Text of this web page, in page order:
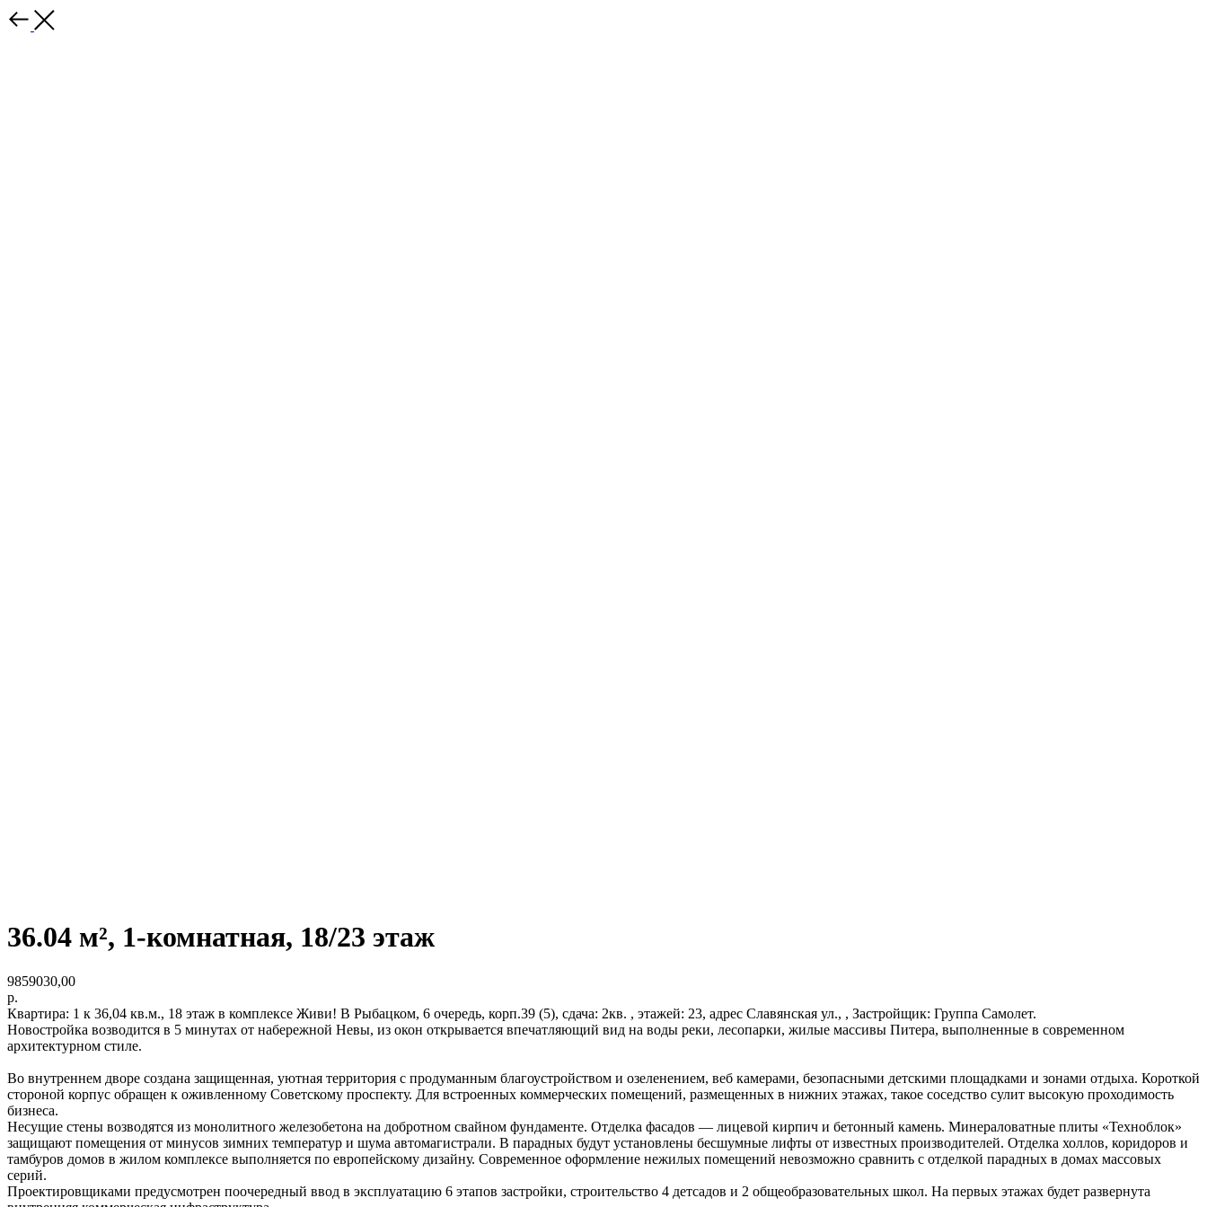
36.04 м², 1-комнатная, 18/23 этаж
9859030,00
р.
Квартира: 1 к 36,04 кв.м., 18 этаж в комплексе Живи! В Рыбацком, 6 очередь, корп.39 (5), сдача: 2кв. , этажей: 23, адрес Славянская ул., , Застройщик: Группа Самолет.
Новостройка возводится в 5 минутах от набережной Невы, из окон открывается впечатляющий вид на воды реки, лесопарки, жилые массивы Питера, выполненные в современном
архитектурном стиле.
Во внутреннем дворе создана защищенная, уютная территория с продуманным благоустройством и озеленением, веб камерами, безопасными детскими площадками и зонами отдыха. Короткой
стороной корпус обращен к оживленному Советскому проспекту. Для встроенных коммерческих помещений, размещенных в нижних этажах, такое соседство сулит высокую проходимость
бизнеса.
Несущие стены возводятся из монолитного железобетона на добротном свайном фундаменте. Отделка фасадов — лицевой кирпич и бетонный камень. Минераловатные плиты «Техноблок»
защищают помещения от минусов зимних температур и шума автомагистрали. В парадных будут установлены бесшумные лифты от известных производителей. Отделка холлов, коридоров и
тамбуров домов в жилом комплексе выполняется по европейскому дизайну. Современное оформление нежилых помещений невозможно сравнить с отделкой парадных в домах массовых
серий.
Проектировщиками предусмотрен поочередный ввод в эксплуатацию 6 этапов застройки, строительство 4 детсадов и 2 общеобразовательных школ. На первых этажах будет развернута